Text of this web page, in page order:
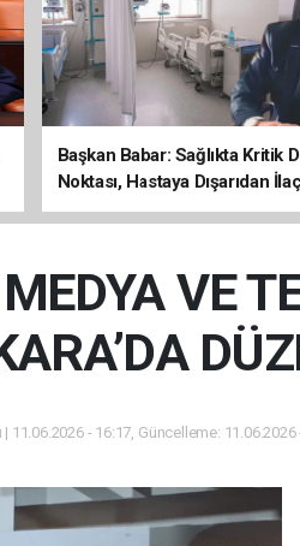
Başkan Babar: Sağlıkta Kritik
Noktası, Hastaya Dışarıdan
Sona Erdi
VE
11.06.2026 - 16:17, Güncelleme: 11.06.2026